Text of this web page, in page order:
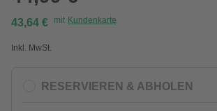
43,64 € mit Kundenkarte
Inkl. MwSt.
RESERVIEREN & ABHOLEN